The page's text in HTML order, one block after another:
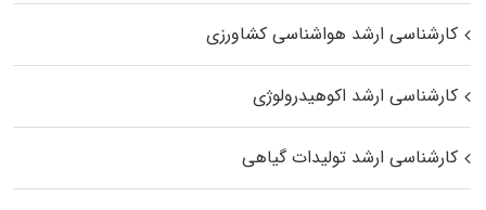
کارشناسی ارشد هواشناسی کشاورزی
کارشناسی ارشد اکوهیدرولوژی
کارشناسی ارشد تولیدات گیاهی